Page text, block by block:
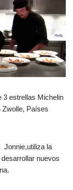
3 estrellas Michelin
Zwolle, Países
Jonnie,utiliza la
nuevos